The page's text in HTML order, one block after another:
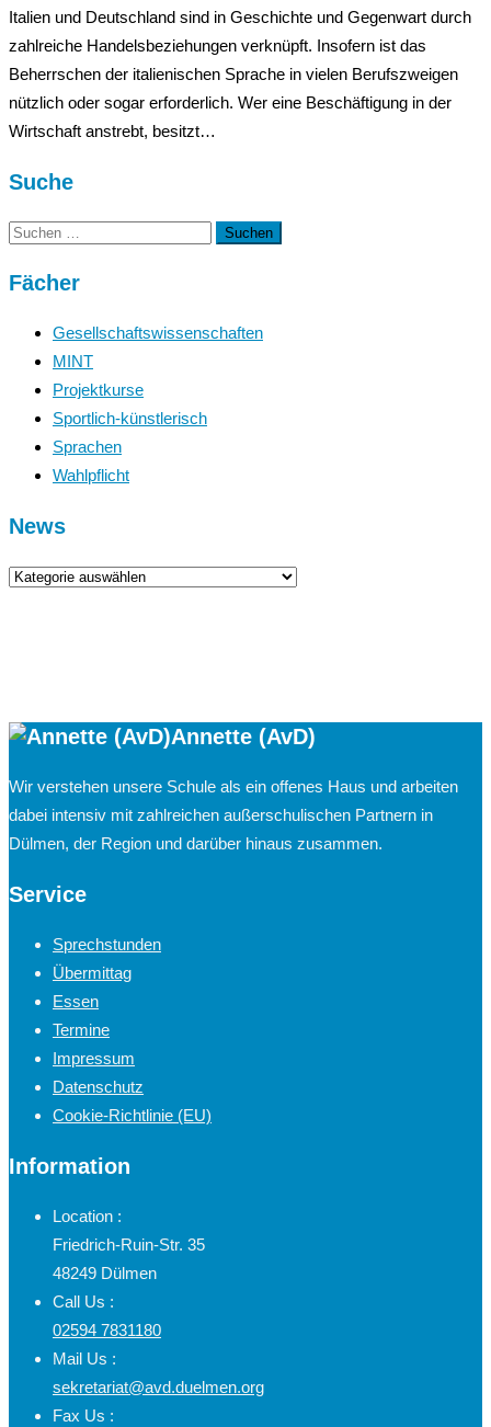
Italien und Deutschland sind in Geschichte und Gegenwart durch
zahlreiche Handelsbeziehungen verknüpft. Insofern ist das
Beherrschen der italienischen Sprache in vielen Berufszweigen
nützlich oder sogar erforderlich. Wer eine Beschäftigung in der
Wirtschaft anstrebt, besitzt…
Suche
Suchen
Fächer
Gesellschaftswissenschaften
MINT
Projektkurse
Sportlich-künstlerisch
Sprachen
Wahlpflicht
News
News
Annette (AvD)
Wir verstehen unsere Schule als ein offenes Haus und arbeiten
dabei intensiv mit zahlreichen außerschulischen Partnern in
Dülmen, der Region und darüber hinaus zusammen.
Service
Sprechstunden
Übermittag
Essen
Termine
Impressum
Datenschutz
Cookie-Richtlinie (EU)
Information
Location :
Friedrich-Ruin-Str. 35
48249 Dülmen
Call Us :
02594 7831180
Mail Us :
sekretariat@avd.duelmen.org
Fax Us :